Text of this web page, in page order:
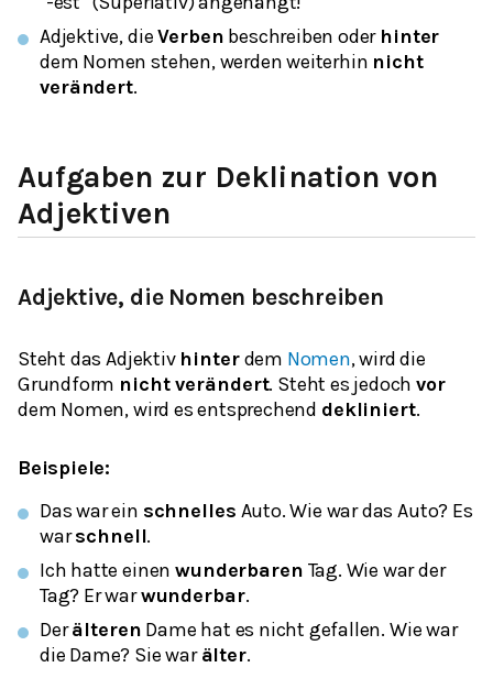
Adjektive, dieVerben beschreiben oder hinter
dem Nomen stehen, werden weiterhin nicht
verändert.
Aufgaben zur Deklination von
Adjektiven
Adjektive, die Nomen beschreiben
Steht das Adjektiv hinterdem Nomen, wird die
Grundform nicht verändert. Steht es jedochvor
dem Nomen, wird es entsprechend dekliniert.
Beispiele:
Das war ein schnelles Auto.Wie war das Auto? Es
warschnell.
Ich hatte einen wunderbaren Tag. Wie war der
Tag? Er warwunderbar.
Derälteren Dame hat es nicht gefallen. Wie war
die Dame? Sie warälter.